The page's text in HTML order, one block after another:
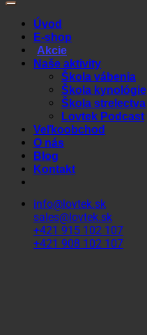
Úvod
E-shop
Akcie
Naše aktivity
Škola vábenia
Škola kynológie
Škola strelectva
Lovtek Podcast
Veľkoobchod
O nás
Blog
Kontakt
info@lovtek.sk
sales@lovtek.sk
+421 915 102 107
+421 908 102 107